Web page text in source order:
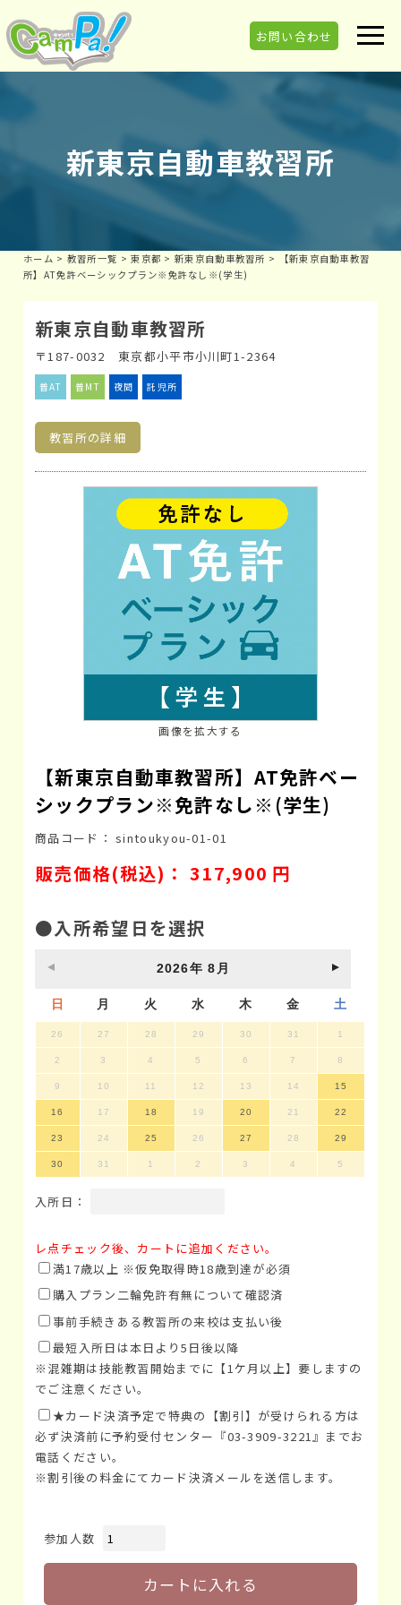
お問い合わせ
新東京自動車教習所
ホーム > 教習所一覧 >東京都 >新東京自動車教習所 >
【新東京自動車教習
所】AT免許ベーシックプラン※免許なし※(学生)
新東京自動車教習所
〒187-0032 東京都小平市小川町1-2364
普AT 普MT 夜間 託児所
教習所の詳細
画像を拡大する
【新東京自動車教習所】AT免許ベー
シックプラン※免許なし※(学生)
商品コード： sintoukyou-01-01
販売価格(税込)： 317,900 円
●入所希望日を選択
2026年8月
日 月 火 水 木 金 土
26 27 28 29 30 31 1
2 3 4 5 6 7 8
9 10 11 12 13 14 15
16 17 18 19 20 21 22
23 24 25 26 27 28 29
30 31 1 2 3 4 5
入所日：
レ点チェック後、カートに追加ください。
満17歳以上 ※仮免取得時18歳到達が必須
購入プラン二輪免許有無について確認済
事前手続きある教習所の来校は支払い後
最短入所日は本日より5日後以降
※混雑期は技能教習開始までに【1ケ月以上】要しますの
でご注意ください。
★カード決済予定で特典の【割引】が受けられる方は
必ず決済前に予約受付センター『03-3909-3221』までお
電話ください。
※割引後の料金にてカード決済メールを送信します。
参加人数
カートに入れる